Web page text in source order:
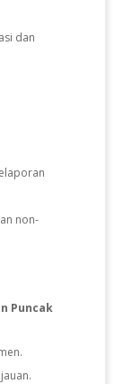
dan
non-
Puncak